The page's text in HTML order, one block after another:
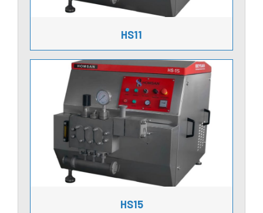
HS11
HS15